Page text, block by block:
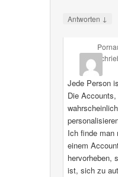
Antworten ↓
Jede Person
Die
Ich finde man
einem
hervorheben,
ist, sich zu